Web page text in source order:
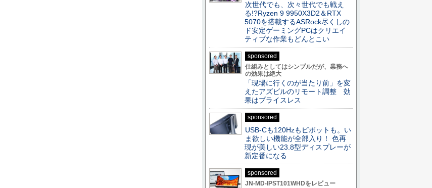
次世代でも、次々世代でも戦え
る!?Ryzen 9 9950X3D2＆RTX
5070を搭載するASRock尽くしの
ド安定ゲーミングPCはクリエイ
ティブな作業もどんとこい
sponsored
仕組みとしてはシンプルだが、業務へ
の効果は絶大
「現場に行くのが当たり前」を変
えたアズビルのリモート調整 効
果はプライスレス
sponsored
USB-Cも120Hzもピボットも。い
ま欲しい機能が全部入り！ 色再
現が美しい23.8型ディスプレーが
新定番になる
sponsored
JN-MD-IPST101WHDをレビュー